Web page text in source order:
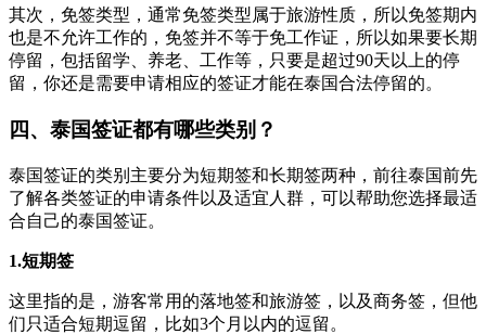
其次，免签类型，通常免签类型属于旅游性质，所以免签期内
也是不允许工作的，免签并不等于免工作证，所以如果要长期
停留，包括留学、养老、工作等，只要是超过90天以上的停
留，你还是需要申请相应的签证才能在泰国合法停留的。
四、泰国签证都有哪些类别？
泰国签证的类别主要分为短期签和长期签两种，前往泰国前先
了解各类签证的申请条件以及适宜人群，可以帮助您选择最适
合自己的泰国签证。
1.短期签
这里指的是，游客常用的落地签和旅游签，以及商务签，但他
们只适合短期逗留，比如3个月以内的逗留。